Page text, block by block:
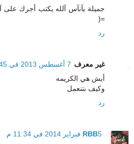
جميلة يآنآس آلله يكتب أجرك على
=(
رد
غير معرف 7 أغسطس 2013 في 8:45 ص
أيش هي الكريمه
وكيف بتنعمل
رد
RBB5 فبراير 2014 في 11:34 م